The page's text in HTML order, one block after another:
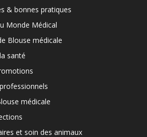
& bonnes pratiques
Monde Médical
Blouse médicale
santé
médicale
et soin des animaux